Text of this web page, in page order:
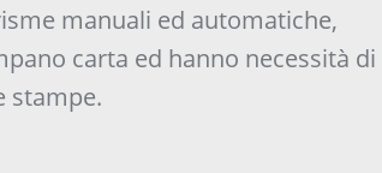
manuali ed automatiche,
carta ed hanno necessità di
stampe.